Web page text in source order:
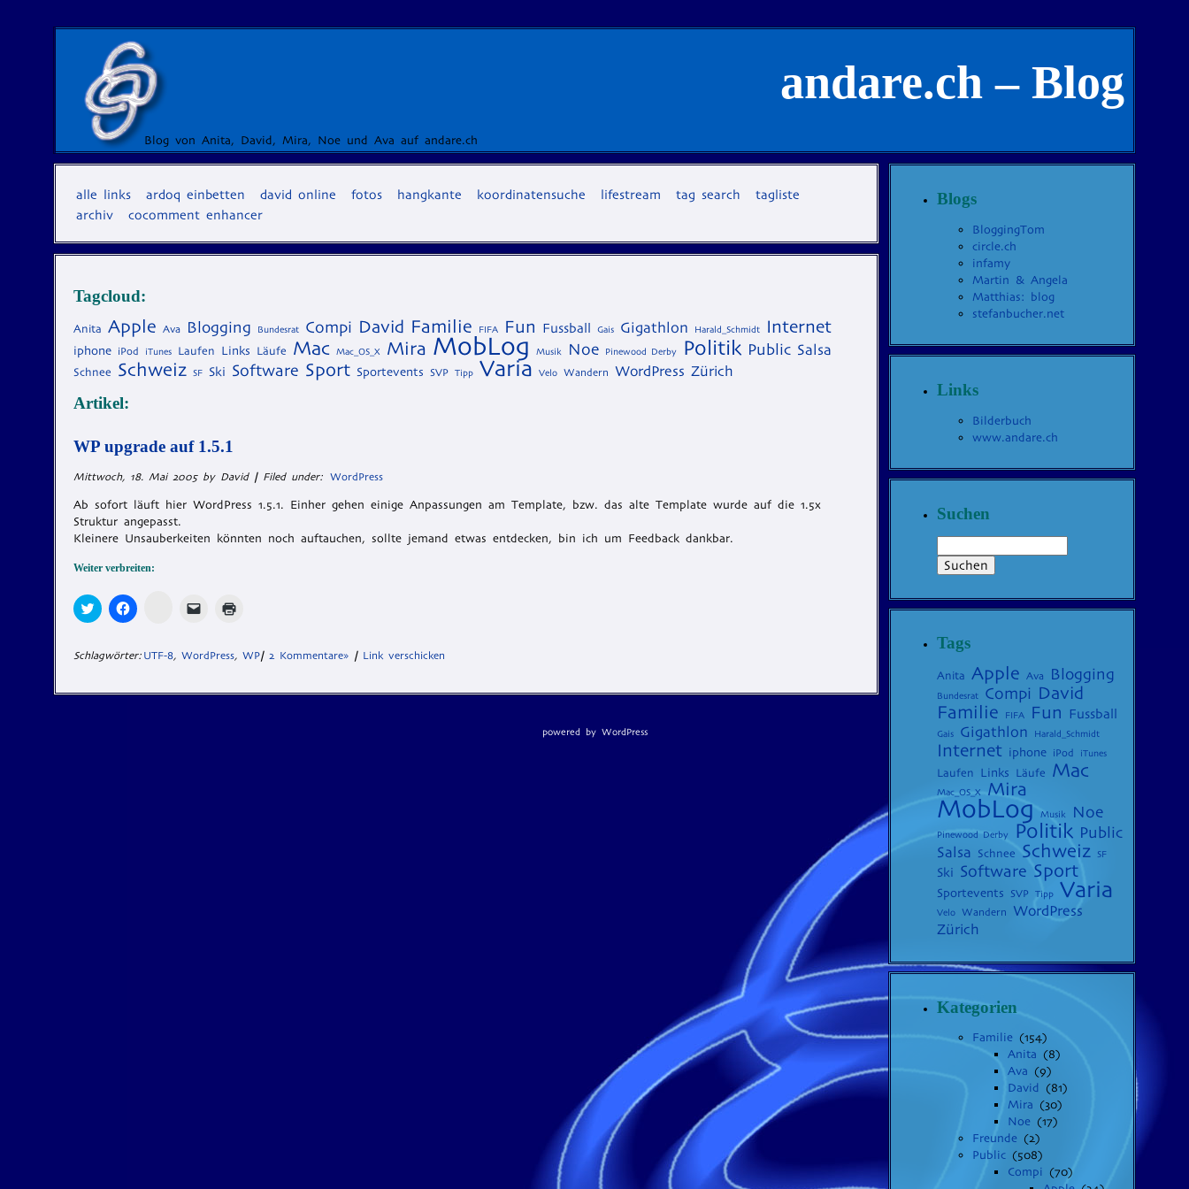
andare.ch – Blog
Blog von Anita, David, Mira, Noe und Ava auf andare.ch
alle links ardoq einbetten david online fotos hangkante koordinatensuche lifestream tag search
tagliste
archiv
cocomment enhancer
Tagcloud:
Anita Apple Ava Blogging Bundesrat Compi David Familie FIFA Fun Fussball Gais Gigathlon Harald_Schmidt Internet
iphone iPod iTunes Laufen Links Läufe Mac Mac_OS_X Mira MobLog Musik Noe Pinewood Derby Politik Public Salsa
Schnee Schweiz SF Ski Software Sport Sportevents SVP Tipp Varia Velo Wandern WordPress Zürich
Artikel:
WP upgrade auf 1.5.1
Mittwoch, 18. Mai 2005 by David |Filed under: WordPress
Ab sofort läuft hier WordPress 1.5.1. Einher gehen einige Anpassungen am Template, bzw. das alte Template wurde auf die 1.5x
Struktur angepasst.
Kleinere Unsauberkeiten könnten noch auftauchen, sollte jemand etwas entdecken, bin ich um Feedback dankbar.
Weiter verbreiten:
Klick,
um
zu
teilen
neuem
Klick,
um
zu
teilen
neuem
Zum
Teilen
klicken
(Wird
Fenster
Klicken,
einen
Link
Mail
in
neuem
Schlagwörter: UTF-8, WordPress, WP| 2 Kommentare» | Link verschicken
Blogs
BloggingTom
circle.ch
infamy
Martin & Angela
Matthias: blog
stefanbucher.net
Links
Bilderbuch
www.andare.ch
Suchen
Tags
Anita Apple Ava Blogging
Bundesrat Compi David
Familie FIFA Fun Fussball
Gais Gigathlon Harald_Schmidt
Internet iphone iPod iTunes
Laufen Links Läufe Mac
Mac_OS_X Mira
MobLog Musik Noe
Pinewood Derby Politik Public
Salsa Schnee Schweiz SF
Ski Software Sport
Sportevents SVP Tipp Varia
Velo Wandern
WordPress
Zürich
Kategorien
Familie (154)
Anita (8)
Ava (9)
David
(81)
Mira (30)
Noe (17)
Freunde (2)
Public (508)
Compi (70)
powered by WordPress